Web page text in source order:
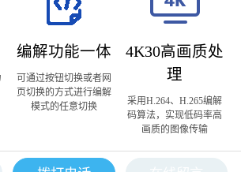
编解功能一体
可通过按钮切换或者网
页切换的方式进行编解
模式的任意切换
4K30高画质处
理
采用H.264、H.265编解
码算法，实现低码率高
画质的图像传输